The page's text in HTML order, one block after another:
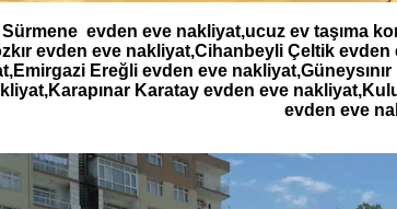
evden eve nakliyat,ucuz ev taşıma
evden eve nakliyat,Cihanbeyli Çeltik
Ereğli evden eve
Karatay evden eve
evden eve